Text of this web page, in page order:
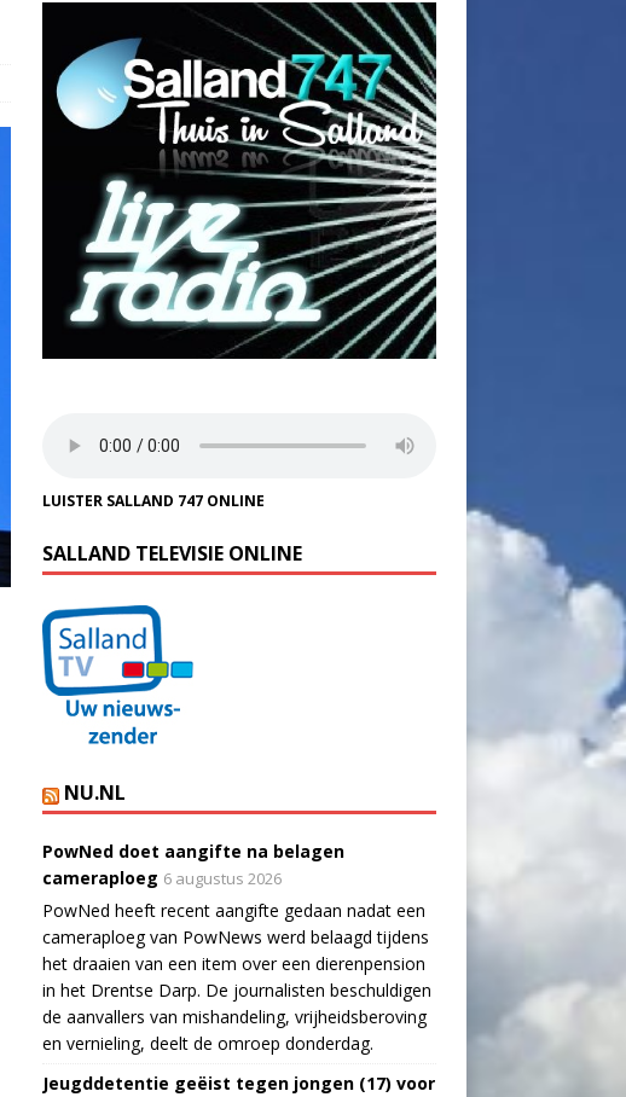
LUISTER SALLAND 747 ONLINE
SALLAND TELEVISIE ONLINE
NU.NL
PowNed doet aangifte na belagen
cameraploeg 6 augustus 2026
PowNed heeft recent aangifte gedaan nadat een
cameraploeg van PowNews werd belaagd tijdens
het draaien van een item over een dierenpension
in het Drentse Darp. De journalisten beschuldigen
de aanvallers van mishandeling, vrijheidsberoving
en vernieling, deelt de omroep donderdag.
Jeugddetentie geëist tegen jongen (17) voor